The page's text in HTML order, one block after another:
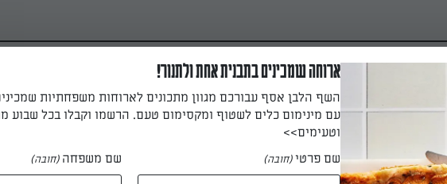
ארוחה שמכינים בתבנית אחת ולתנור!
השף הלבן אסף עבורכם מגוון מתכונים לארוחות משפחתיות
עם מינימום כלים לשטוף ומקסימום טעם. הרשמו וקבלו בכל שבוע
וטעימים>>
שם פרטי(חובה) שם משפחה (חובה)